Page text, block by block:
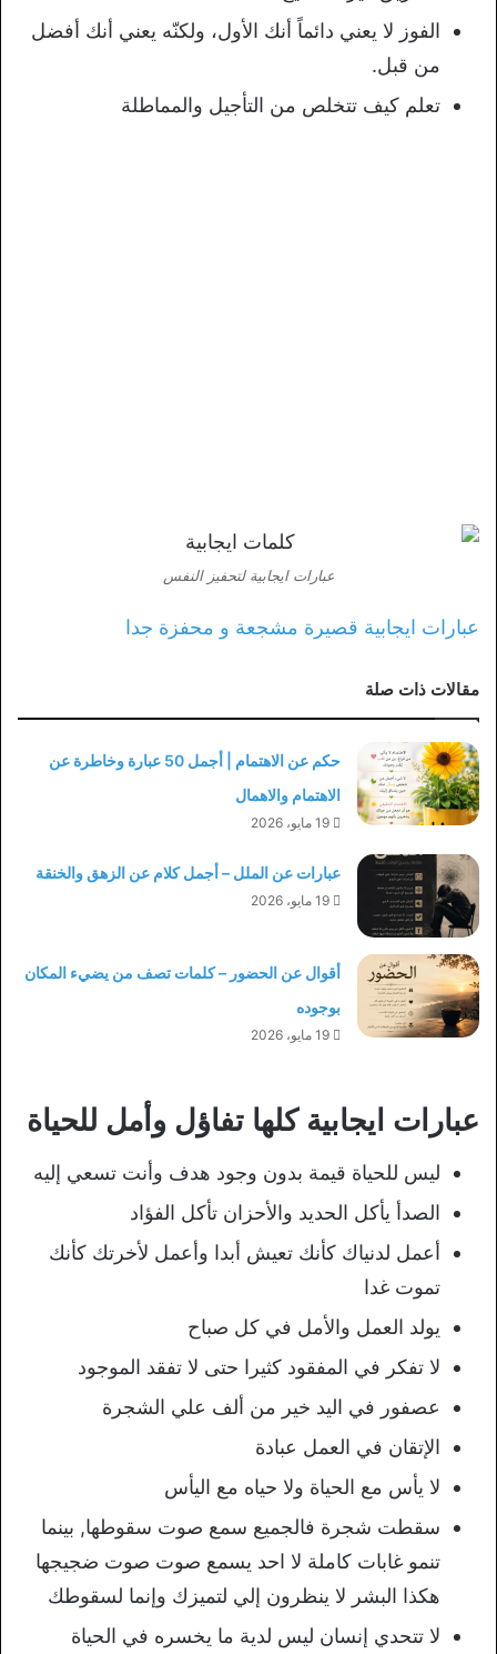
الفوز لا يعني دائماً أنك الأول، ولكنّه يعني أنك أفضل
من قبل.
تعلم كيف تتخلص من التأجيل والمماطلة
عبارات ايجابية لتحفيز النفس
عبارات ايجابية قصيرة مشجعة و محفزة جدا
مقالات ذات صلة
حكم عن الاهتمام | أجمل 50 عبارة وخاطرة عن
الاهتمام والاهمال
19 مايو، 2026
عبارات عن الملل – أجمل كلام عن الزهق والخنقة
19 مايو، 2026
أقوال عن الحضور – كلمات تصف من يضيء المكان
بوجوده
19 مايو، 2026
عبارات ايجابية كلها تفاؤل وأمل للحياة
ليس للحياة قيمة بدون وجود هدف وأنت تسعي إليه
الصدأ يأكل الحديد والأحزان تأكل الفؤاد
أعمل لدنياك كأنك تعيش أبدا وأعمل لأخرتك كأنك
تموت غدا
يولد العمل والأمل في كل صباح
لا تفكر في المفقود كثيرا حتى لا تفقد الموجود
عصفور في اليد خير من ألف علي الشجرة
الإتقان في العمل عبادة
لا يأس مع الحياة ولا حياه مع اليأس
سقطت شجرة فالجميع سمع صوت سقوطها, بينما
تنمو غابات كاملة لا احد يسمع صوت صوت ضجيجها
هكذا البشر لا ينظرون إلي لتميزك وإنما لسقوطك
لا تتحدي إنسان ليس لدية ما يخسره في الحياة